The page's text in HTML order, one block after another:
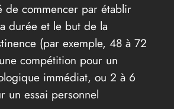
de commencer par établir
durée et le but de la
(par exemple, 48 à 72
compétition pour un
immédiat, ou 2 à 6
un essai personnel